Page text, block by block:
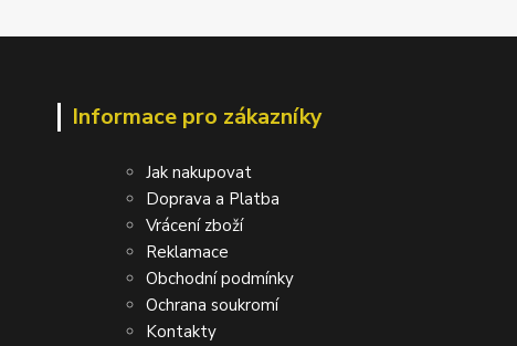
Informace pro zákazníky
Jak nakupovat
Doprava a Platba
Vrácení zboží
Reklamace
Obchodní podmínky
Ochrana soukromí
Kontakty